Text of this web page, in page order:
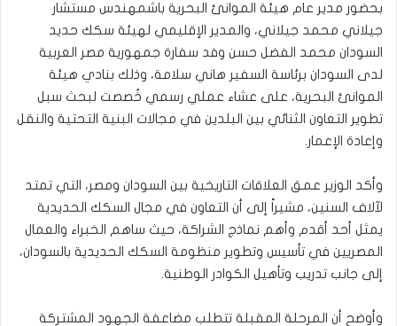
بحضور مدير عام هيئة الموانئ البحرية باشمهندس مستشار
جيلاني محمد جيلاني، والمدير الإقليمي لهيئة سكك حديد
السودان محمد الفضل حسن وفد سفارة جمهورية مصر العربية
لدى السودان برئاسة السفير هاني سلامة، وذلك بنادي هيئة
الموانئ البحرية، على عشاء عملي رسمي خُصصت لبحث سبل
تطوير التعاون الثنائي بين البلدين في مجالات البنية التحتية والنقل
وإعادة الإعمار.
وأكد الوزير عمق العلاقات التاريخية بين السودان ومصر، التي تمتد
لآلاف السنين، مشيراً إلى أن التعاون في مجال السكك الحديدية
يمثل أحد أقدم وأهم نماذج الشراكة، حيث ساهم الخبراء والعمال
المصريين في تأسيس وتطوير منظومة السكك الحديدية بالسودان،
إلى جانب تدريب وتأهيل الكوادر الوطنية.
وأوضح أن المرحلة المقبلة تتطلب مضاعفة الجهود المشتركة